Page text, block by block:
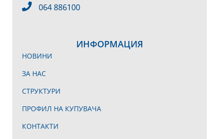
ИНФОРМАЦИЯ
НОВИНИ
ЗА НАС
СТРУКТУРИ
ПРОФИЛ НА КУПУВАЧА
КОНТАКТИ
064 886100